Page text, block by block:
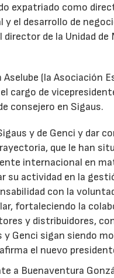
expatriado como
el desarrollo de
de la Unidad
(la Asociación
cargo de
consejero en Sigaus.
y de Genci y dar
que le han
internacional en
su actividad en la
con la
fortaleciendo la
y distribuidores,
Genci sigan siendo
el nuevo
a Buenaventura